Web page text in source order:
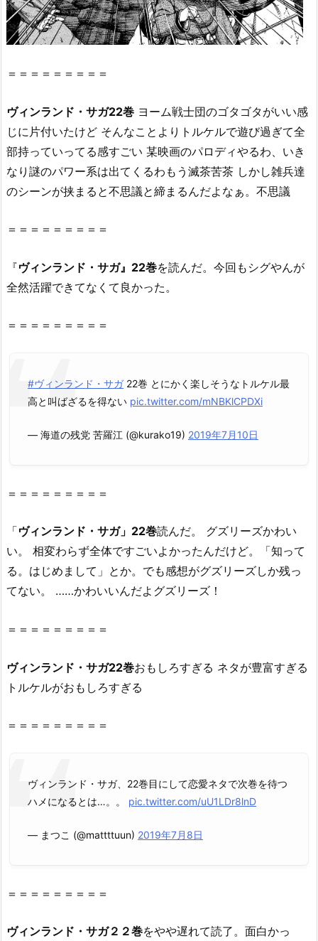
2
巻』
の
ど
こ
ろ
を
紹
ン
ラ
ド･
の
ミ
（漫
画
ク
ー
ン）
ジ
む
＝＝＝＝＝＝＝＝＝
ヴィンランド・サガ22巻 ヨーム戦士団のゴタゴタがいい感
じに片付いたけど そんなことよりトルケルで遊び過ぎて全
部持っていってる感すごい 某映画のパロディやるわ、いき
なり謎のパワー系は出てくるわもう滅茶苦茶 しかし雑兵達
のシーンが挟まると不思議と締まるんだよなぁ。不思議
＝＝＝＝＝＝＝＝＝
『ヴィンランド・サガ』22巻を読んだ。今回もシグやんが
全然活躍できてなくて良かった。
＝＝＝＝＝＝＝＝＝
#ヴィンランド・サガ22巻 とにかく楽しそうなトルケル最
高と叫ばざるを得ない pic.twitter.com/mNBKlCPDXi
— 海道の残党 苦羅江 (@kurako19) 2019年7月10日
＝＝＝＝＝＝＝＝＝
「ヴィンランド・サガ」22巻読んだ。 グズリーズかわい
い。 相変わらず全体ですごいよかったんだけど。「知って
る。はじめまして」とか。でも感想がグズリーズしか残っ
てない。 ……かわいいんだよグズリーズ！
＝＝＝＝＝＝＝＝＝
ヴィンランド・サガ22巻おもしろすぎる ネタが豊富すぎる
トルケルがおもしろすぎる
＝＝＝＝＝＝＝＝＝
ヴィンランド・サガ、22巻目にして恋愛ネタで次巻を待つ
ハメになるとは…。。 pic.twitter.com/uU1LDr8lnD
— まつこ (@mattttuun) 2019年7月8日
＝＝＝＝＝＝＝＝＝
ヴィンランド・サガ２２巻をやや遅れて読了。面白かっ